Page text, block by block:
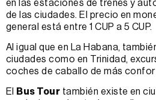
en las estaciones de trenes y
de las ciudades. El precio en
general está entre 1 CUP a 5 CUP.
Al igual que en La Habana,
ciudades como en Trinidad,
coches de caballo de más
El Bus Tour también existe en